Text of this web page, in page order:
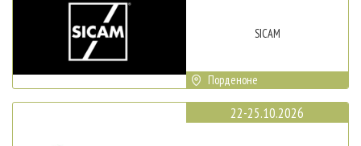
SICAM
Порденоне
22-25.10.2026